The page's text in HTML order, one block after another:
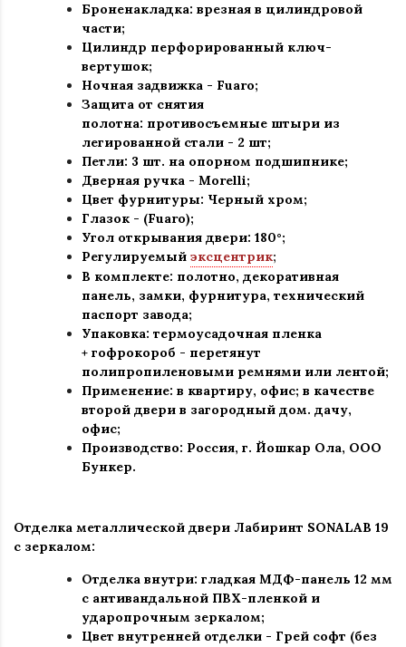
Броненакладка: врезная в цилиндровой
части;
Цилиндр перфорированный ключ-
вертушок;
Ночная задвижка - Fuaro;
Защита от снятия
полотна: противосъемные штыри из
легированной стали - 2 шт;
Петли: 3 шт. на опорном подшипнике;
Дверная ручка - Morelli;
Цвет фурнитуры: Черный хром;
Глазок - (Fuaro);
Угол открывания двери: 180°;
Регулируемый эксцентрик;
В комплекте: полотно, декоративная
панель, замки, фурнитура, технический
паспорт завода;
Упаковка: термоусадочная пленка
+ гофрокороб - перетянут
полипропиленовыми ремнями или лентой;
Применение: в квартиру, офис; в качестве
второй двери в загородный дом. дачу,
офис;
Производство: Россия, г. Йошкар Ола, ООО
Бункер.
Отделка металлической двери Лабиринт SONALAB 19
с зеркалом:
Отделка внутри: гладкая МДФ-панель 12 мм
с антивандальной ПВХ-пленкой и
ударопрочным зеркалом;
Цвет внутренней отделки - Грей софт (без